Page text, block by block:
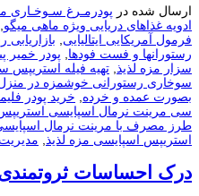
ارسال شده در پودرمـرغ سـوخـاری
ادویه غذاهای دریایی ویژه ماهی میگو
فرمول آمریکایی ایتالیایی
بازاریابی
رستورانها و فست فودها
پودر خمیر
سزار مزه لذیذ
تهیه فیله استریپس
سوخاری رستورانی خوشمزه در منزل
بصورت عمده و خرده
خرید پودر
سی مرینت نرمال اسپایسی
طرز مصرف با مرینت نرمال
استریپس اسپایسی مزه لذیذ
درک احساسات